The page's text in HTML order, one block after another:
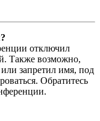
отключил
Также возможно,
запретил имя, под
Обратитесь